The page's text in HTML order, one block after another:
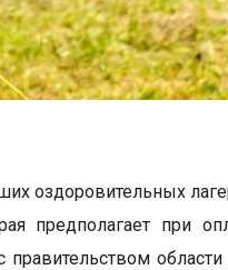
оздоровительных
предполагает при
области